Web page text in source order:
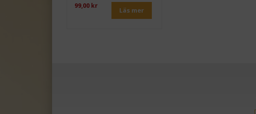
99,00 kr
Läs mer